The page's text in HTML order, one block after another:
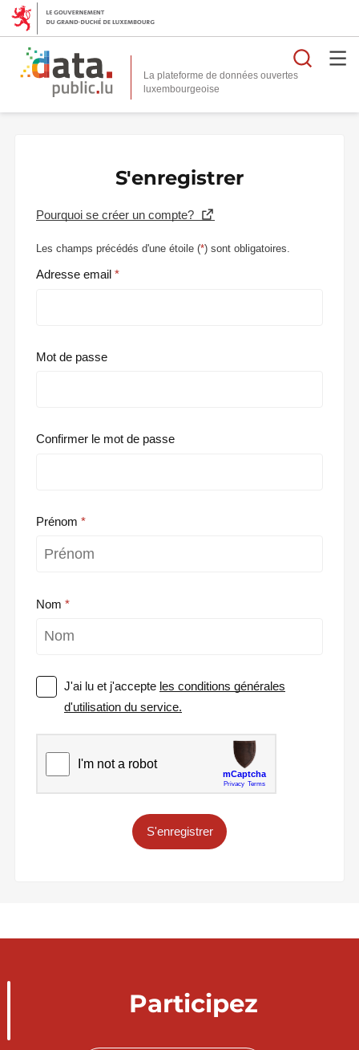
La plateforme de données ouvertes
S'enregistrer
Pourquoi se créer un compte?
Les champs précédés d'une étoile (*) sont obligatoires.
Adresse email
Mot de passe
Confirmer le mot de passe
Prénom
Nom
J'ai lu et j'accepte les conditions générales
d'utilisation du service.
S'enregistrer
Participez